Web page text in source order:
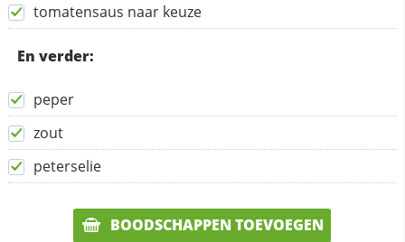
tomatensaus naar keuze
En verder:
peper
zout
peterselie
BOODSCHAPPEN TOEVOEGEN